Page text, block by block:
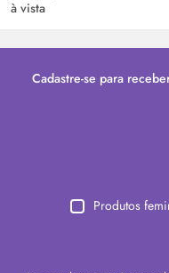
à vista
Cadastre-se para
Produtos